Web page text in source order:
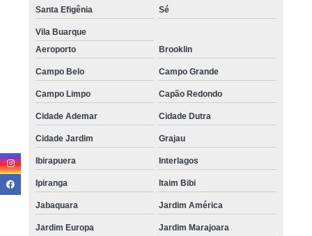
Santa Efigênia Sé
Vila Buarque
Aeroporto
Brooklin
Campo Belo Campo Grande
Campo Limpo Capão Redondo
Cidade Ademar Cidade Dutra
Cidade Jardim Grajau
Ibirapuera Interlagos
Ipiranga Itaim Bibi
Jabaquara Jardim América
Jardim Europa Jardim Marajoara